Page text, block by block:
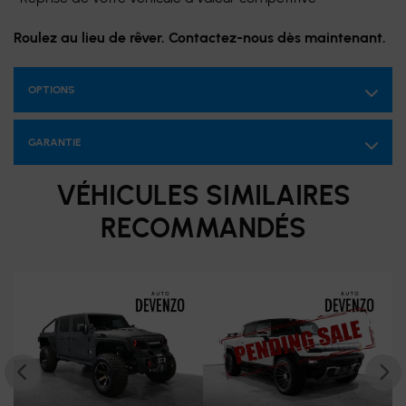
Roulez au lieu de rêver. Contactez-nous dès maintenant.
OPTIONS
GARANTIE
VÉHICULES SIMILAIRES
RECOMMANDÉS